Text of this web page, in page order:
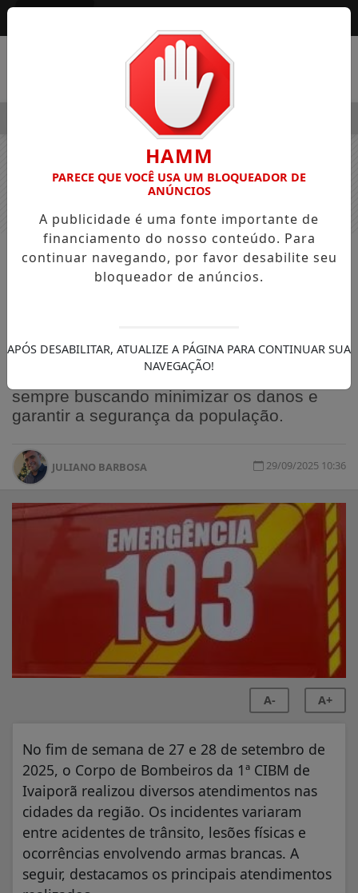
OSVALDO PEDRO DOS SANTOS, O “NEGUINHO DA
NOTÍCIAS GERAL
Atendimentos dos bombeiros de
O Corpo de Bombeiros de Ivaiporã segue
prestando atendimento imediato e eficaz,
sempre buscando minimizar os danos e
garantir a segurança da população.
JULIANO BARBOSA 29/09/2025 10:36
A- A+
No fim de semana de 27 e 28 de setembro de
2025, o Corpo de Bombeiros da 1ª CIBM de
Ivaiporã realizou diversos atendimentos nas
cidades da região. Os incidentes variaram
entre acidentes de trânsito, lesões físicas e
ocorrências envolvendo armas brancas. A
seguir, destacamos os principais atendimentos
HAMM
PARECE QUE VOCÊ USA UM BLOQUEADOR DE
ANÚNCIOS
A publicidade é uma fonte importante de
financiamento do nosso conteúdo. Para
continuar navegando, por favor desabilite seu
bloqueador de anúncios.
APÓS DESABILITAR, ATUALIZE A PÁGINA PARA CONTINUAR SUA
NAVEGAÇÃO!